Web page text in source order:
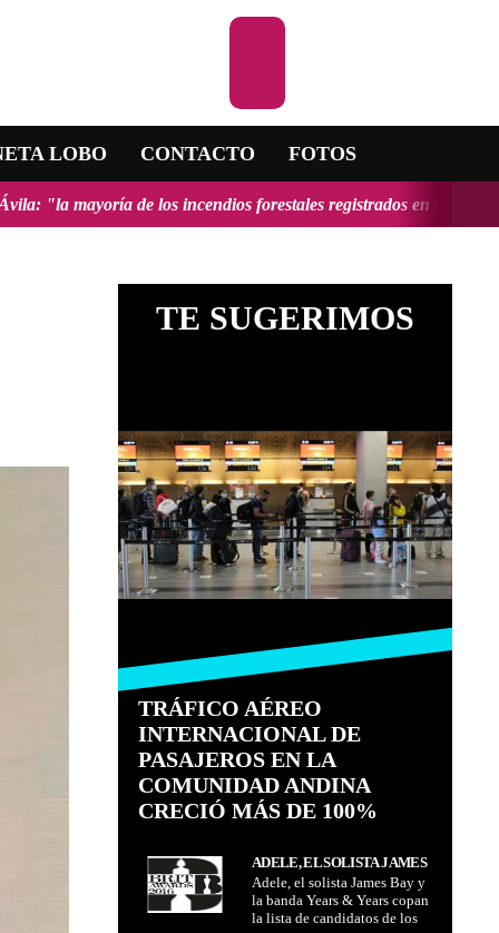
LOBO CONTACTO FOTOS
forestales registrados en el país fueron provocados y
TE SUGERIMOS
TRÁFICO AÉREO
INTERNACIONAL DE
PASAJEROS EN LA
COMUNIDAD ANDINA
CRECIÓ MÁS DE 100%
ADELE, EL SOLISTA JAMES
BAY Y LA BANDA YEARS &
YEARS COPAN LA LISTA DE
CANDIDATOS DE LOS
Adele, el solista James Bay y
la banda Years & Years copan
la lista de candidatos de los